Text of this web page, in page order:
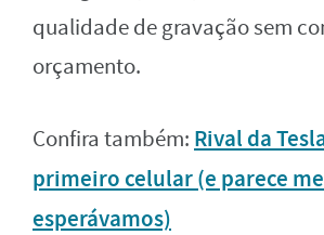
qualidade de gravação sem
orçamento.
Confira também: Rival da
primeiro celular (e parece
esperávamos)